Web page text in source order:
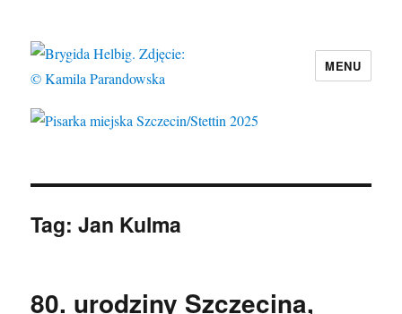
Pisarka miejska Szczecin/Stettin 2025
MENU
Tag:Jan Kulma
80. urodziny Szczecina,